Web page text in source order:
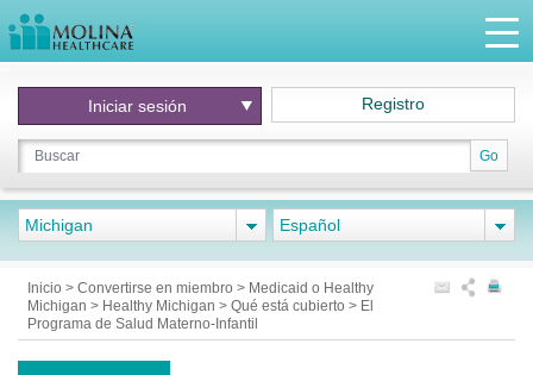
Go
Iniciar sesión Registro
Michigan Español
Inicio > Convertirse en miembro > Medicaid o Healthy
Michigan > Healthy Michigan > Qué está cubierto > El
Programa de Salud Materno-Infantil